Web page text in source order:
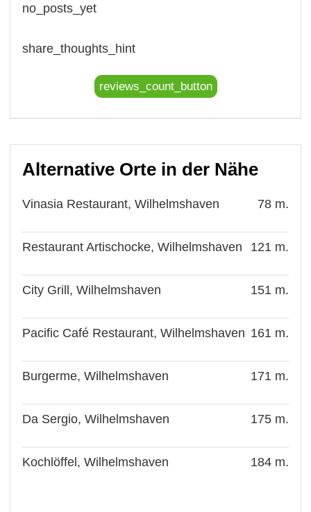
no_posts_yet
share_thoughts_hint
reviews_count_button
Alternative Orte in der Nähe
Vinasia Restaurant, Wilhelmshaven 78 m.
Restaurant Artischocke, Wilhelmshaven 121 m.
City Grill, Wilhelmshaven 151 m.
Pacific Café Restaurant, Wilhelmshaven 161 m.
Burgerme, Wilhelmshaven 171 m.
Da Sergio, Wilhelmshaven 175 m.
Kochlöffel, Wilhelmshaven 184 m.